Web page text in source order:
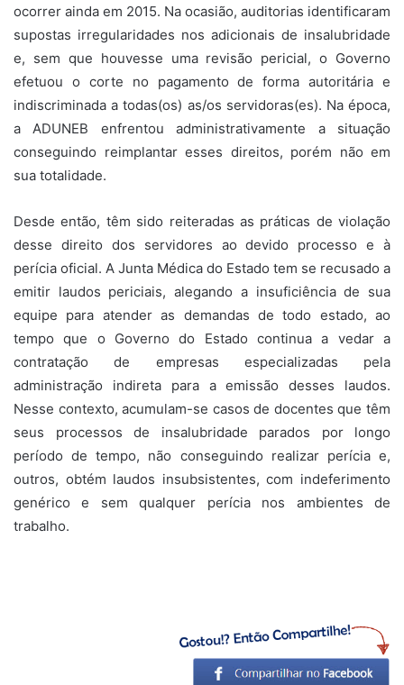
ocorrer ainda em 2015. Na ocasião, auditorias identificaram
supostas irregularidades nos adicionais de insalubridade
e, sem que houvesse uma revisão pericial, o Governo
efetuou o corte no pagamento de forma autoritária e
indiscriminada a todas(os) as/os servidoras(es). Na época,
a ADUNEB enfrentou administrativamente a situação
conseguindo reimplantar esses direitos, porém não em
sua totalidade.
Desde então, têm sido reiteradas as práticas de violação
desse direito dos servidores ao devido processo e à
perícia oficial. A Junta Médica do Estado tem se recusado a
emitir laudos periciais, alegando a insuficiência de sua
equipe para atender as demandas de todo estado, ao
tempo que o Governo do Estado continua a vedar a
contratação de empresas especializadas pela
administração indireta para a emissão desses laudos.
Nesse contexto, acumulam-se casos de docentes que têm
seus processos de insalubridade parados por longo
período de tempo, não conseguindo realizar perícia e,
outros, obtém laudos insubsistentes, com indeferimento
genérico e sem qualquer perícia nos ambientes de
trabalho.